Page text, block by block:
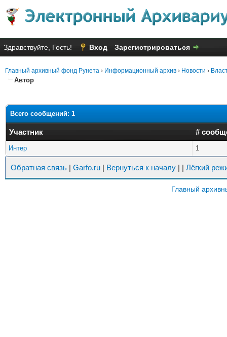
Здравствуйте, Гость! Вход Зарегистрироваться
Главный архивный фонд Рунета › Информационный архив › Новости ›
Автор
Всего сообщений: 1
Участник #
Интер 1
Обратная связь | Garfo.ru | Вернуться к началу | | Лёгкий
Главный